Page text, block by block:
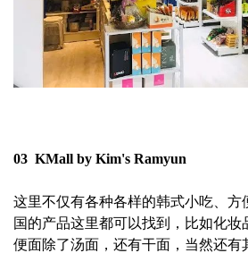
03 KMall by Kim's Ramyun
这里不仅有各种各样的韩式小吃、方
国的产品这里都可以找到，比如化
便面除了汤面，还有干面，当然还有